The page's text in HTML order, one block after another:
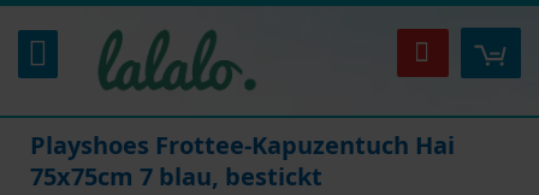
Inhalt
springen
Suche
Playshoes Frottee-Kapuzentuch Hai
75x75cm 7 blau, bestickt